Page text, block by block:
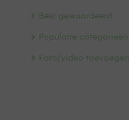
Best gewaardeerd
Populaire categorieën
Foto/video toevoegen